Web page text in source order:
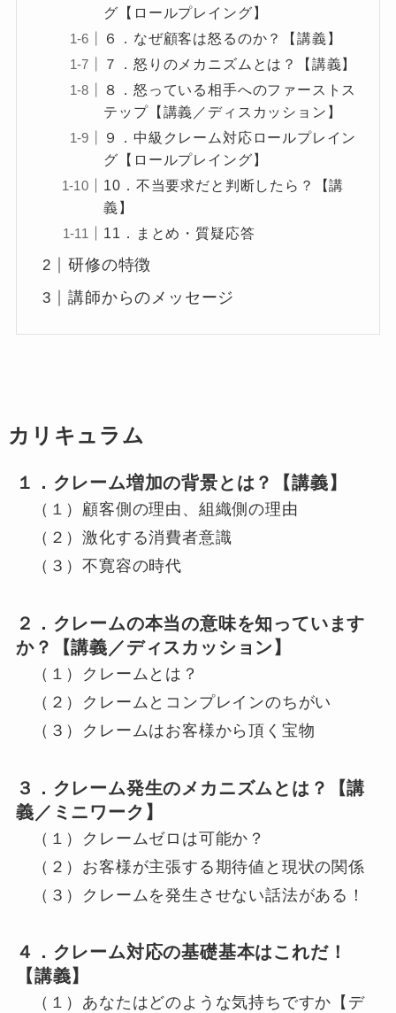
グ【ロールプレイング】
６．なぜ顧客は怒るのか？【講義】
７．怒りのメカニズムとは？【講義】
８．怒っている相手へのファーストス
テップ【講義／ディスカッション】
９．中級クレーム対応ロールプレイン
グ【ロールプレイング】
10．不当要求だと判断したら？【講
義】
11．まとめ・質疑応答
研修の特徴
講師からのメッセージ
カリキュラム
１．クレーム増加の背景とは？【講義】
（１）顧客側の理由、組織側の理由
（２）激化する消費者意識
（３）不寛容の時代
２．クレームの本当の意味を知っています
か？【講義／ディスカッション】
（１）クレームとは？
（２）クレームとコンプレインのちがい
（３）クレームはお客様から頂く宝物
３．クレーム発生のメカニズムとは？【講
義／ミニワーク】
（１）クレームゼロは可能か？
（２）お客様が主張する期待値と現状の関係
（３）クレームを発生させない話法がある！
４．クレーム対応の基礎基本はこれだ！
【講義】
（１）あなたはどのような気持ちですか【デ